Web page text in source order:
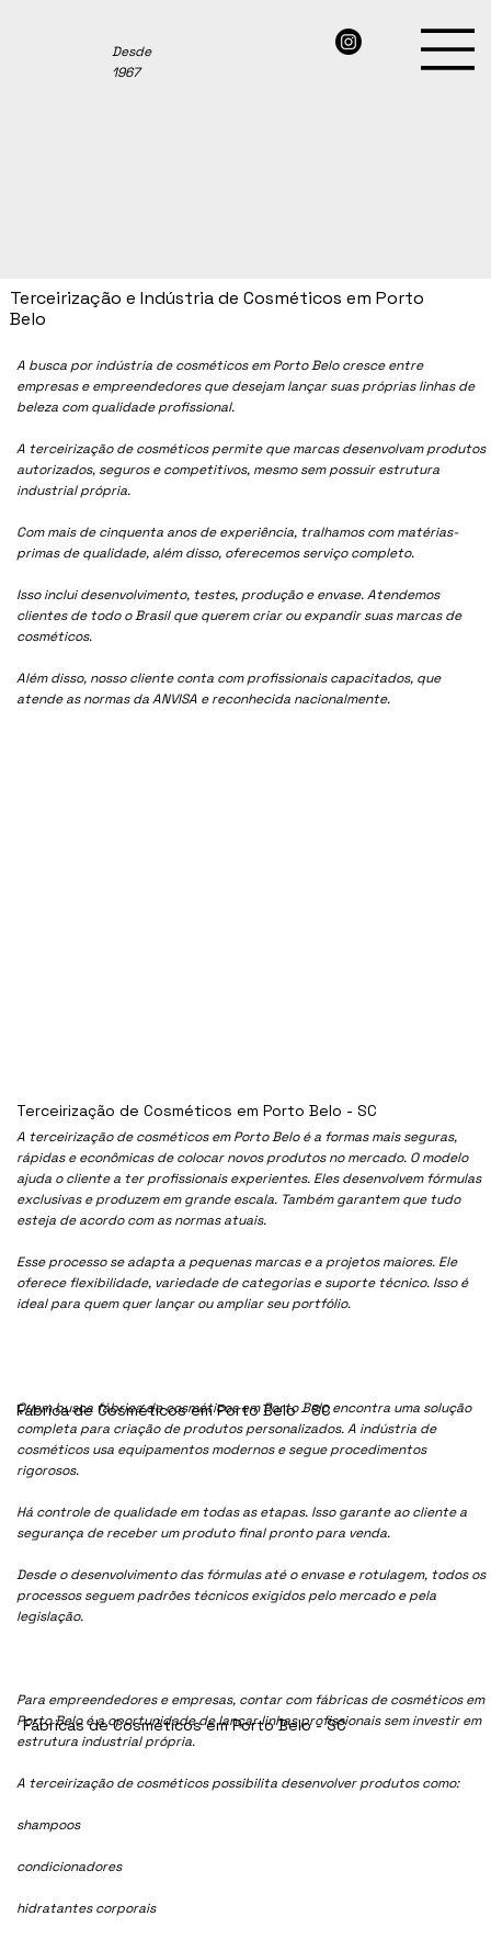
Desde
1967
A busca por indústria de cosméticos em Porto Belo cresce entre
empresas e empreendedores que desejam lançar suas próprias linhas de
beleza com qualidade profissional.
A terceirização de cosméticos permite que marcas desenvolvam produtos
autorizados, seguros e competitivos, mesmo sem possuir estrutura
industrial própria.
Com mais de cinquenta anos de experiência, tralhamos com matérias-
primas de qualidade, além disso, oferecemos serviço completo.
Isso inclui desenvolvimento, testes, produção e envase. Atendemos
clientes de todo o Brasil que querem criar ou expandir suas marcas de
cosméticos.
Além disso, nosso cliente conta com profissionais capacitados, que
atende as normas da ANVISA e reconhecida nacionalmente.
A terceirização de cosméticos em Porto Belo é a formas mais seguras,
rápidas e econômicas de colocar novos produtos no mercado. O modelo
ajuda o cliente a ter profissionais experientes. Eles desenvolvem fórmulas
exclusivas e produzem em grande escala. Também garantem que tudo
esteja de acordo com as normas atuais.
Esse processo se adapta a pequenas marcas e a projetos maiores. Ele
oferece flexibilidade, variedade de categorias e suporte técnico. Isso é
ideal para quem quer lançar ou ampliar seu portfólio.
Quem busca fábrica de cosméticos em Porto Belo encontra uma solução
completa para criação de produtos personalizados. A indústria de
cosméticos usa equipamentos modernos e segue procedimentos
rigorosos.
Há controle de qualidade em todas as etapas. Isso garante ao cliente a
segurança de receber um produto final pronto para venda.
Desde o desenvolvimento das fórmulas até o envase e rotulagem, todos os
processos seguem padrões técnicos exigidos pelo mercado e pela
legislação.
Para empreendedores e empresas, contar com fábricas de cosméticos em
Porto Belo é a oportunidade de lançar linhas profissionais sem investir em
estrutura industrial própria.
A terceirização de cosméticos possibilita desenvolver produtos como:
shampoos
condicionadores
hidratantes corporais
Terceirização e Indústria de Cosméticos em Porto
Belo
Fábrica de Cosméticos em Porto Belo - SC
Terceirização de Cosméticos em Porto Belo - SC
Fábricas de Cosméticos em Porto Belo - SC